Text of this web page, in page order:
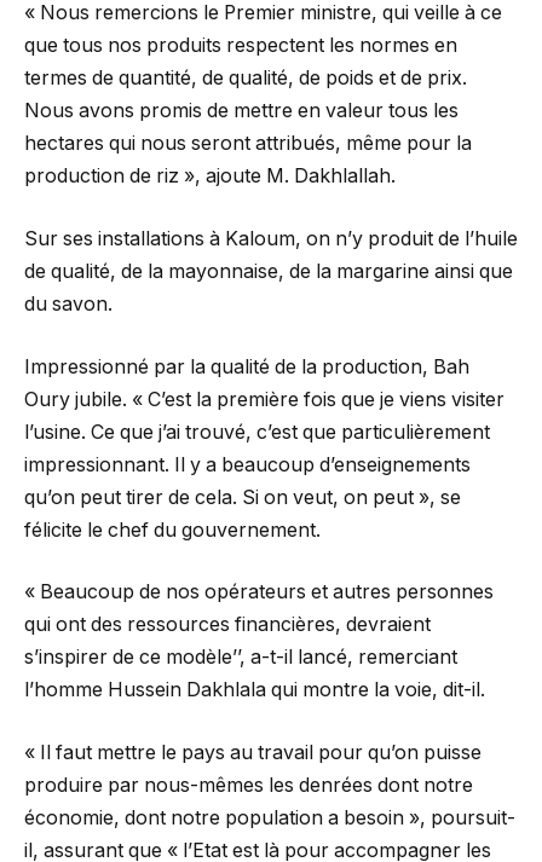
« Nous remercions le Premier ministre, qui veille à ce
que tous nos produits respectent les normes en
termes de quantité, de qualité, de poids et de prix.
Nous avons promis de mettre en valeur tous les
hectares qui nous seront attribués, même pour la
production de riz », ajoute M. Dakhlallah.
Sur ses installations à Kaloum, on n’y produit de l’huile
de qualité, de la mayonnaise, de la margarine ainsi que
du savon.
Impressionné par la qualité de la production, Bah
Oury jubile. « C’est la première fois que je viens visiter
l’usine. Ce que j’ai trouvé, c’est que particulièrement
impressionnant. Il y a beaucoup d’enseignements
qu’on peut tirer de cela. Si on veut, on peut », se
félicite le chef du gouvernement.
« Beaucoup de nos opérateurs et autres personnes
qui ont des ressources financières, devraient
s’inspirer de ce modèle’’, a-t-il lancé, remerciant
l’homme Hussein Dakhlala qui montre la voie, dit-il.
« Il faut mettre le pays au travail pour qu’on puisse
produire par nous-mêmes les denrées dont notre
économie, dont notre population a besoin », poursuit-
il, assurant que « l’Etat est là pour accompagner les